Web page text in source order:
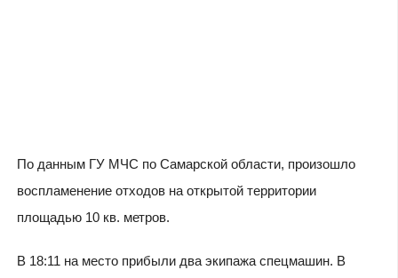
По данным ГУ МЧС по Самарской области, произошло
воспламенение отходов на открытой территории
площадью 10 кв. метров.
В 18:11 на место прибыли два экипажа спецмашин. В